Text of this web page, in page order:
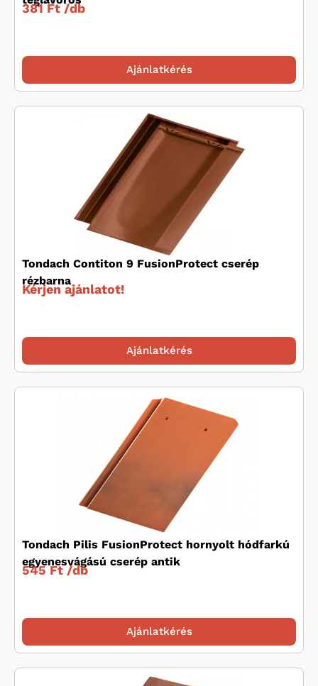
381 Ft /db
Ajánlatkérés
Tondach Contiton 9 FusionProtect cserép
rézbarna
Kérjen ajánlatot!
Ajánlatkérés
Tondach Pilis FusionProtect hornyolt hódfarkú
egyenesvágású cserép antik
545 Ft /db
Ajánlatkérés